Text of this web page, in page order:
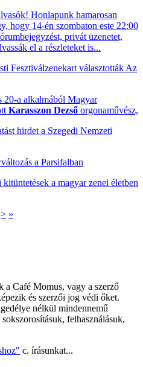
Honlapunk hamarosan
hogy 14-én szombaton este 22:00
privát üzenetet,
el a részleteket is...
Fesztiválzenekart választották Az
20-a alkalmából Magyar
Karasszon Dezső orgonaművész,
hirdet a Szegedi Nemzeti
a Parsifalban
a magyar zenei életben
> »
a Café Momus, vagy a szerző
és szerzői jog védi őket.
nélkül mindennemű
felhasználásuk,
c. írásunkat...